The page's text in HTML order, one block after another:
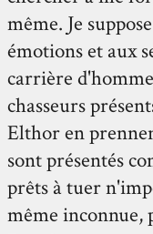
même. Je
émotions et aux
carrière
chasseurs
Elthor en
sont présentés
prêts à tuer
même inconnue,